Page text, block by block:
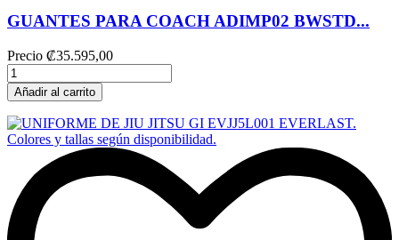
GUANTES PARA COACH ADIMP02 BWSTD...
Precio ₡35.595,00
Añadir al carrito